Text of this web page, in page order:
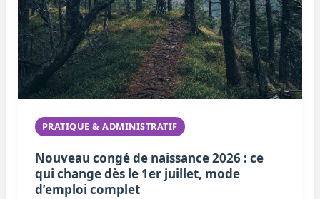
PRATIQUE & ADMINISTRATIF
Nouveau congé de naissance 2026 : ce
qui change dès le 1er juillet, mode
d’emploi complet